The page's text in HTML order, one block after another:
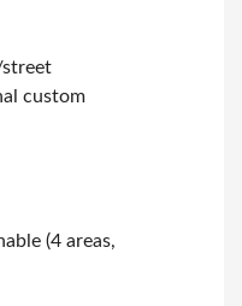
custom
(4 areas,